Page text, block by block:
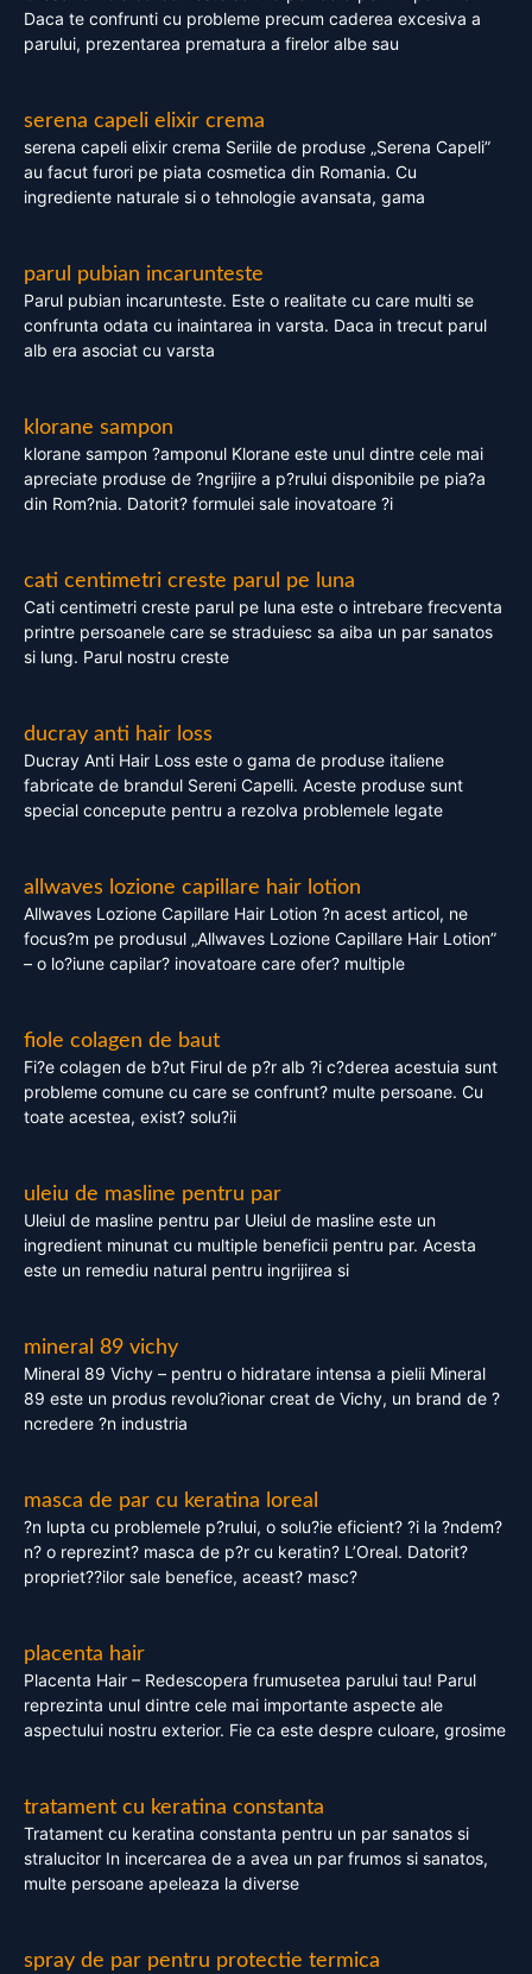
Daca te confrunti cu probleme precum caderea excesiva a
parului, prezentarea prematura a firelor albe sau
serena capeli elixir crema
serena capeli elixir crema Seriile de produse „Serena Capeli”
au facut furori pe piata cosmetica din Romania. Cu
ingrediente naturale si o tehnologie avansata, gama
parul pubian incarunteste
Parul pubian incarunteste. Este o realitate cu care multi se
confrunta odata cu inaintarea in varsta. Daca in trecut parul
alb era asociat cu varsta
klorane sampon
klorane sampon ?amponul Klorane este unul dintre cele mai
apreciate produse de ?ngrijire a p?rului disponibile pe pia?a
din Rom?nia. Datorit? formulei sale inovatoare ?i
cati centimetri creste parul pe luna
Cati centimetri creste parul pe luna este o intrebare frecventa
printre persoanele care se straduiesc sa aiba un par sanatos
si lung. Parul nostru creste
ducray anti hair loss
Ducray Anti Hair Loss este o gama de produse italiene
fabricate de brandul Sereni Capelli. Aceste produse sunt
special concepute pentru a rezolva problemele legate
allwaves lozione capillare hair lotion
Allwaves Lozione Capillare Hair Lotion ?n acest articol, ne
focus?m pe produsul „Allwaves Lozione Capillare Hair Lotion”
– o lo?iune capilar? inovatoare care ofer? multiple
fiole colagen de baut
Fi?e colagen de b?ut Firul de p?r alb ?i c?derea acestuia sunt
probleme comune cu care se confrunt? multe persoane. Cu
toate acestea, exist? solu?ii
uleiu de masline pentru par
Uleiul de masline pentru par Uleiul de masline este un
ingredient minunat cu multiple beneficii pentru par. Acesta
este un remediu natural pentru ingrijirea si
mineral 89 vichy
Mineral 89 Vichy – pentru o hidratare intensa a pielii Mineral
89 este un produs revolu?ionar creat de Vichy, un brand de ?
ncredere ?n industria
masca de par cu keratina loreal
?n lupta cu problemele p?rului, o solu?ie eficient? ?i la ?ndem?
n? o reprezint? masca de p?r cu keratin? L’Oreal. Datorit?
propriet??ilor sale benefice, aceast? masc?
placenta hair
Placenta Hair – Redescopera frumusetea parului tau! Parul
reprezinta unul dintre cele mai importante aspecte ale
aspectului nostru exterior. Fie ca este despre culoare, grosime
tratament cu keratina constanta
Tratament cu keratina constanta pentru un par sanatos si
stralucitor In incercarea de a avea un par frumos si sanatos,
multe persoane apeleaza la diverse
spray de par pentru protectie termica